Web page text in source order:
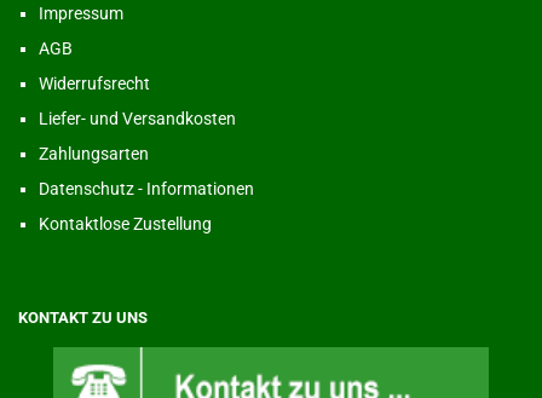
Impressum
AGB
Widerrufsrecht
Liefer- und Versandkosten
Zahlungsarten
Datenschutz - Informationen
Kontaktlose Zustellung
KONTAKT ZU UNS